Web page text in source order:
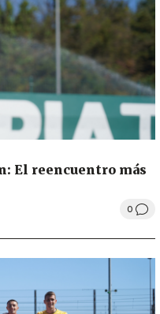
El reencuentro más
0